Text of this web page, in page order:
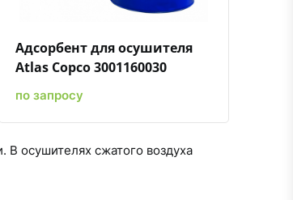
Адсорбент для осушителя
Atlas Copco 3001160030
по запросу
В осушителях сжатого воздуха